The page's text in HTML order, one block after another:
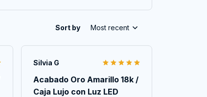
Sort by Most recent
Silvia G
Acabado Oro Amarillo 18k /
Caja Lujo con Luz LED